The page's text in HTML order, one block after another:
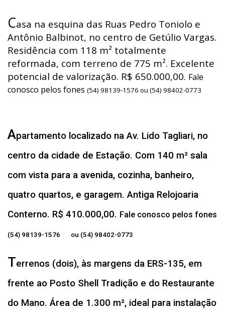
Casa na esquina das Ruas Pedro Toniolo e
Antônio Balbinot, no centro de Getúlio Vargas.
Residência com 118 m² totalmente
reformada, com terreno de 775 m². Excelente
potencial de valorização. R$ 650.000,00. Fale
conosco pelos fones (54) 98139-1576 ou (54) 98402-0773
Apartamento localizado na Av. Lido Tagliari, no
centro da cidade de Estação. Com 140 m² sala
com vista para a avenida, cozinha, banheiro,
quatro quartos, e garagem. Antiga Relojoaria
Conterno. R$ 410.000,00. Fale conosco pelos fones
(54) 98139-1576 ou (54) 98402-0773
Terrenos (dois), às margens da ERS-135, em
frente ao Posto Shell Tradição e do Restaurante
do Mano. Área de 1.300 m², ideal para instalação